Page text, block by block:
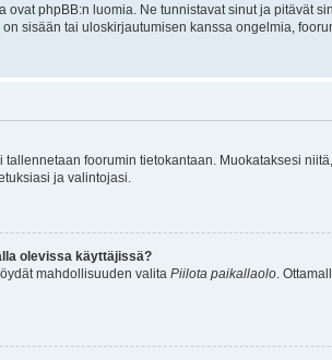
ovat phpBB:n luomia. Ne tunnistavat sinut ja
sisään tai uloskirjautumisen kanssa ongelmia,
foorumin tietokantaan. Muokataksesi
ja valintojasi.
olevissa käyttäjissä?
mahdollisuuden valita Piilota paikallaolo .